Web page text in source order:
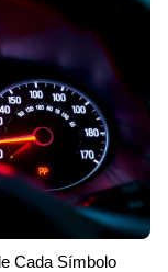
Cada Símbolo